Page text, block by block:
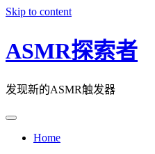
Skip to content
ASMR探索者
发现新的ASMR触发器
Home